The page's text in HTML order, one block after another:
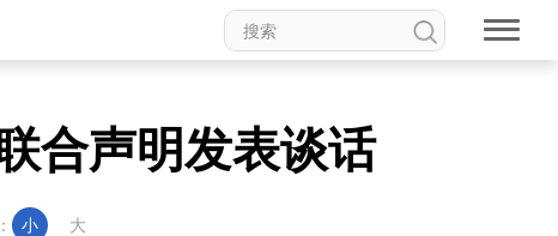
合声明发表谈话
小 大